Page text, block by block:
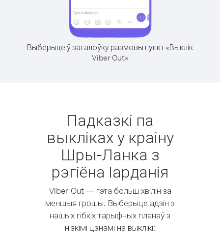
Выберыце ў загалоўку размовы пункт «Выклік
Viber Out»
Падказкі па
выкліках у краіну
Шры-Ланка з
рэгіёна Іарданія
Viber Out — гэта больш хвілін за
меншыя грошы. Выберыце адзін з
нашых гібкіх тарыфных планаў з
нізкімі цэнамі на выклікі: